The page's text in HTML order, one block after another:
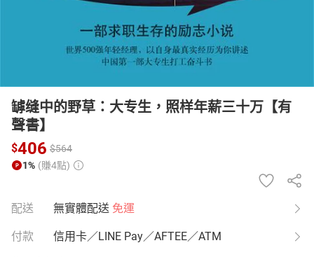
罅缝中的野草：大专生，照样年薪三十万【有
聲書】
$406 $564
1% (賺4點)
配送 無實體配送 免運
付款 信用卡／LINE Pay／AFTEE／ATM